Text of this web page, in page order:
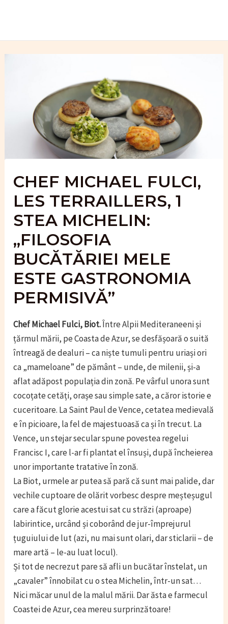
CHEF MICHAEL FULCI,
LES TERRAILLERS, 1
STEA MICHELIN:
„FILOSOFIA
BUCĂTĂRIEI MELE
ESTE GASTRONOMIA
PERMISIVĂ”
Chef Michael Fulci, Biot.Între Alpii Mediteraneeni și
țărmul mării, pe Coasta de Azur, se desfășoară o suită
întreagă de dealuri – ca niște tumuli pentru uriași ori
ca „mameloane” de pământ – unde, de milenii, și-a
aflat adăpost populația din zonă. Pe vârful unora sunt
cocoțate cetăți, orașe sau simple sate, a căror istorie e
cuceritoare. La Saint Paul de Vence, cetatea medievală
e în picioare, la fel de majestuoasă ca și în trecut. La
Vence, un stejar secular spune povestea regelui
Francisc I, care l-ar fi plantat el însuși, după încheierea
unor importante tratative în zonă.
La Biot, urmele ar putea să pară că sunt mai palide, dar
vechile cuptoare de olărit vorbesc despre meșteșugul
care a făcut glorie acestui sat cu străzi (aproape)
labirintice, urcând și coborând de jur-împrejurul
țuguiului de lut (azi, nu mai sunt olari, dar sticlarii – de
mare artă – le-au luat locul).
Și tot de necrezut pare să afli un bucătar înstelat, un
„cavaler” înnobilat cu o stea Michelin, într-un sat…
Nici măcar unul de la malul mării. Dar ăsta e farmecul
Coastei de Azur, cea mereu surprinzătoare!